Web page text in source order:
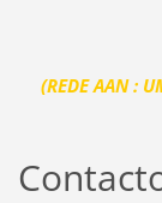
(REDE AAN :